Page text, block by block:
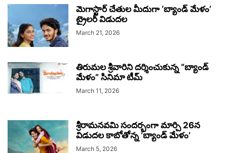
మెగాస్టార్ చేతుల మీదుగా ‘బ్యాండ్ మేళం’
ట్రైలర్ విడుద‌ల
March 21, 2026
తిరుమల శ్రీవారిని దర్శించుకున్న “బ్యాండ్
మేళం” సినిమా టీమ్
March 11, 2026
శ్రీరామనవమి సందర్భంగా మార్చి 26న
విడుదల కాబోతోన్న ‘బ్యాండ్ మేళం’
March 5, 2026